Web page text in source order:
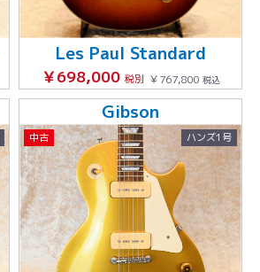
Les Paul Standard
￥698,000 税別 ￥767,800 税込
Gibson
中古 ハンズ1号